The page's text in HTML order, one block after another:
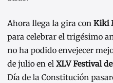
Ahora llega la gira con Kiki
para celebrar el trigésimo
no ha podido envejecer
de julio en el XLV Festival
Día de la Constitución